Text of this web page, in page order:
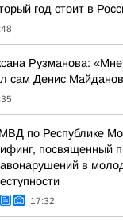
год стоит в
Рузманова:
сам Денис Майданов
по Республике
посвященный
в
17:32